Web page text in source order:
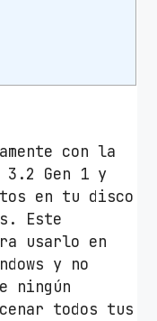
con la
3.2 Gen 1 y
en tu disco
Este
usarlo en
y no
ningún
todos tus